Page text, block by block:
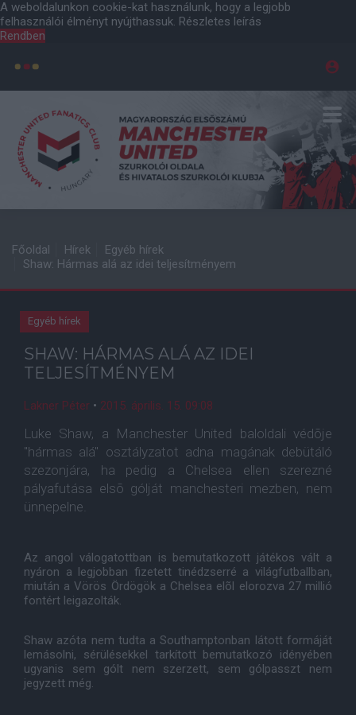
A weboldalunkon cookie-kat használunk, hogy a legjobb
felhasználói élményt nyújthassuk. Részletes leírás
Rendben
Főoldal Hírek
Egyéb hírek
Shaw: Hármas alá az idei teljesítményem
Egyéb hírek
SHAW: HÁRMAS ALÁ AZ IDEI
TELJESÍTMÉNYEM
Lakner Péter • 2015. április. 15. 09:08
Luke Shaw, a Manchester United baloldali védõje
"hármas alá" osztályzatot adna magának debütáló
szezonjára, ha pedig a Chelsea ellen szerezné
pályafutása elsõ gólját manchesteri mezben, nem
ünnepelne.
Az angol válogatottban is bemutatkozott játékos vált a
nyáron a legjobban fizetett tinédzserré a világfutballban,
miután a Vörös Ördögök a Chelsea elõl elorozva 27 millió
fontért leigazolták.
Shaw azóta nem tudta a Southamptonban látott formáját
lemásolni, sérülésekkel tarkított bemutatkozó idényében
ugyanis sem gólt nem szerzett, sem gólpasszt nem
jegyzett még.